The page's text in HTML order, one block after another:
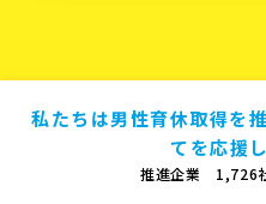
私たちは男性育休取得を
てを応援
推進企業 1,726